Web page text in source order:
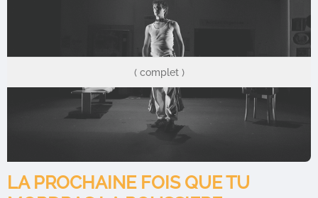
( complet )
LA PROCHAINE FOIS QUE TU